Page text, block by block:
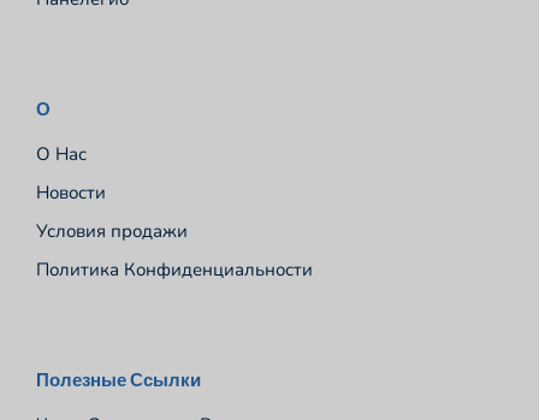
О
О Нас
Новости
Условия продажи
Политика Конфиденциальности
Полезные Ссылки